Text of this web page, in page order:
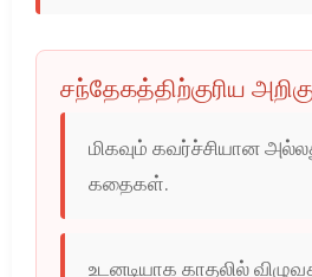
சந்தேகத்திற்குரிய
மிகவும் கவர்ச்சியான
கதைகள்.
உடனடியாக காதலில்